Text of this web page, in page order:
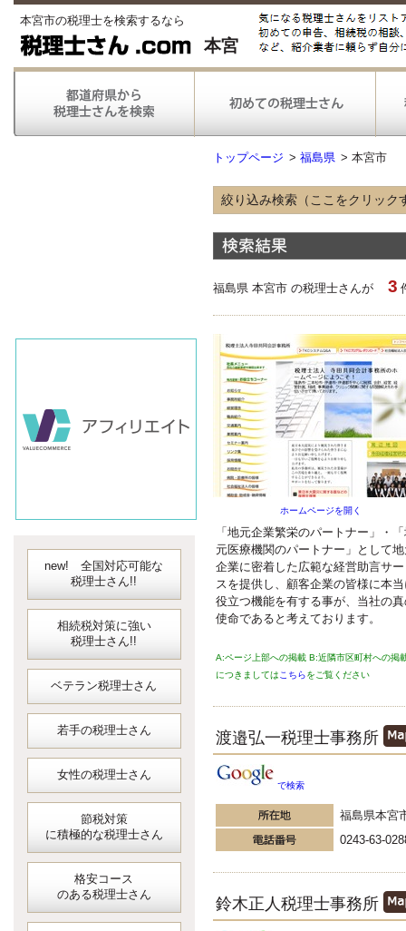
本宮市の税理士を検索するなら
本宮
new! 全国対応可能な
税理士さん!!
相続税対策に強い
税理士さん!!
ベテラン税理士さん
若手の税理士さん
女性の税理士さん
節税対策
に積極的な税理士さん
格安コース
のある税理士さん
トップページ > 福島県 > 本宮市
絞り込み検索（ここをクリック
得意な業種
情報通信
不動産
得意な業務
税務申告
税務調査対応
対応可能な
会計ソフト
弥生会計
JDLIBEX出納
福島県 本宮市 の税理士さんが 3
ホームページを開く
「地元企業繁栄のパートナー」・
元医療機関のパートナー」として
企業に密着した広範な経営助言サ
スを提供し、顧客企業の皆様に本
役立つ機能を有する事が、当社の
使命であると考えております。
A:ページ上部への掲載 B:近隣市区町村への掲
につきましては こちらをご覧ください
渡邉弘一税理士事務所
で検索
福島県本宮
0243-63-
鈴木正人税理士事務所